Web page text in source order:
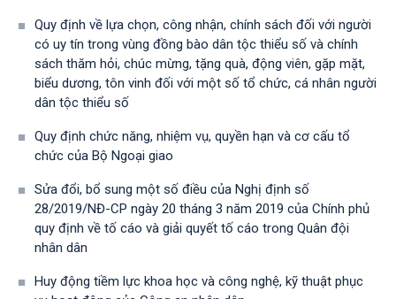
Quy định về lựa chọn, công nhận, chính sách đối với người
có uy tín trong vùng đồng bào dân tộc thiểu số và chính
sách thăm hỏi, chúc mừng, tặng quà, động viên, gặp mặt,
biểu dương, tôn vinh đối với một số tổ chức, cá nhân người
dân tộc thiểu số
Quy định chức năng, nhiệm vụ, quyền hạn và cơ cấu tổ
chức của Bộ Ngoại giao
Sửa đổi, bổ sung một số điều của Nghị định số
28/2019/NĐ-CР ngày 20 tháng 3 năm 2019 của Chính phủ
quy định về tố cáo và giải quyết tố cáo trong Quân đội
nhân dân
Huy động tiềm lực khoa học và công nghệ, kỹ thuật phục